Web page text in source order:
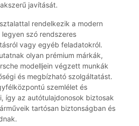
javítását.
rendelkezik a modern
szó rendszeres
vagy egyéb feladatokról.
olyan prémium márkák,
modelljein végzett munkák
és megbízható szolgáltatást.
szemlélet és
így az autótulajdonosok biztosak
tartósan biztonságban és